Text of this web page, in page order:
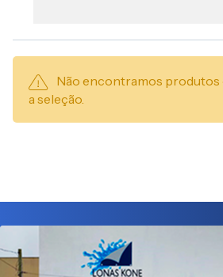
Não encontramos
a seleção.